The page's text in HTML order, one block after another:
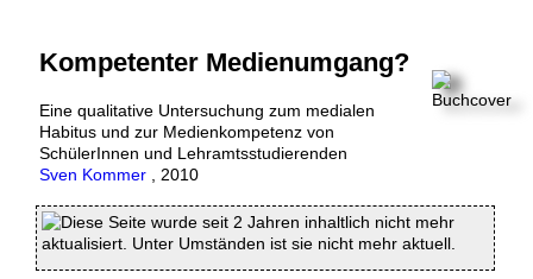
Kompetenter Medienumgang?
Eine qualitative Untersuchung zum medialen
Habitus und zur Medienkompetenz von
SchülerInnen und Lehramtsstudierenden
Sven Kommer
2010
Diese Seite wurde seit 2 Jahren inhaltlich nicht mehr
aktualisiert. Unter Umständen ist sie nicht mehr aktuell.